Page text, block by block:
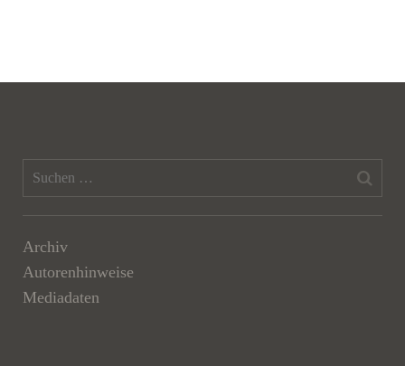
Archiv
Autorenhinweise
Mediadaten